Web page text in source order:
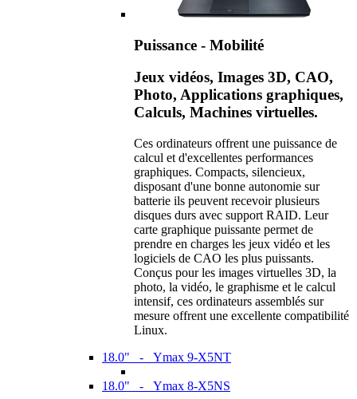
Puissance - Mobilité
Jeux vidéos, Images 3D, CAO,
Photo, Applications graphiques,
Calculs, Machines virtuelles.
Ces ordinateurs offrent une puissance de
calcul et d'excellentes performances
graphiques. Compacts, silencieux,
disposant d'une bonne autonomie sur
batterie ils peuvent recevoir plusieurs
disques durs avec support RAID. Leur
carte graphique puissante permet de
prendre en charges les jeux vidéo et les
logiciels de CAO les plus puissants.
Conçus pour les images virtuelles 3D, la
photo, la vidéo, le graphisme et le calcul
intensif, ces ordinateurs assemblés sur
mesure offrent une excellente compatibilité
Linux.
18.0" - Ymax 9-X5NT
18.0" - Ymax 8-X5NS